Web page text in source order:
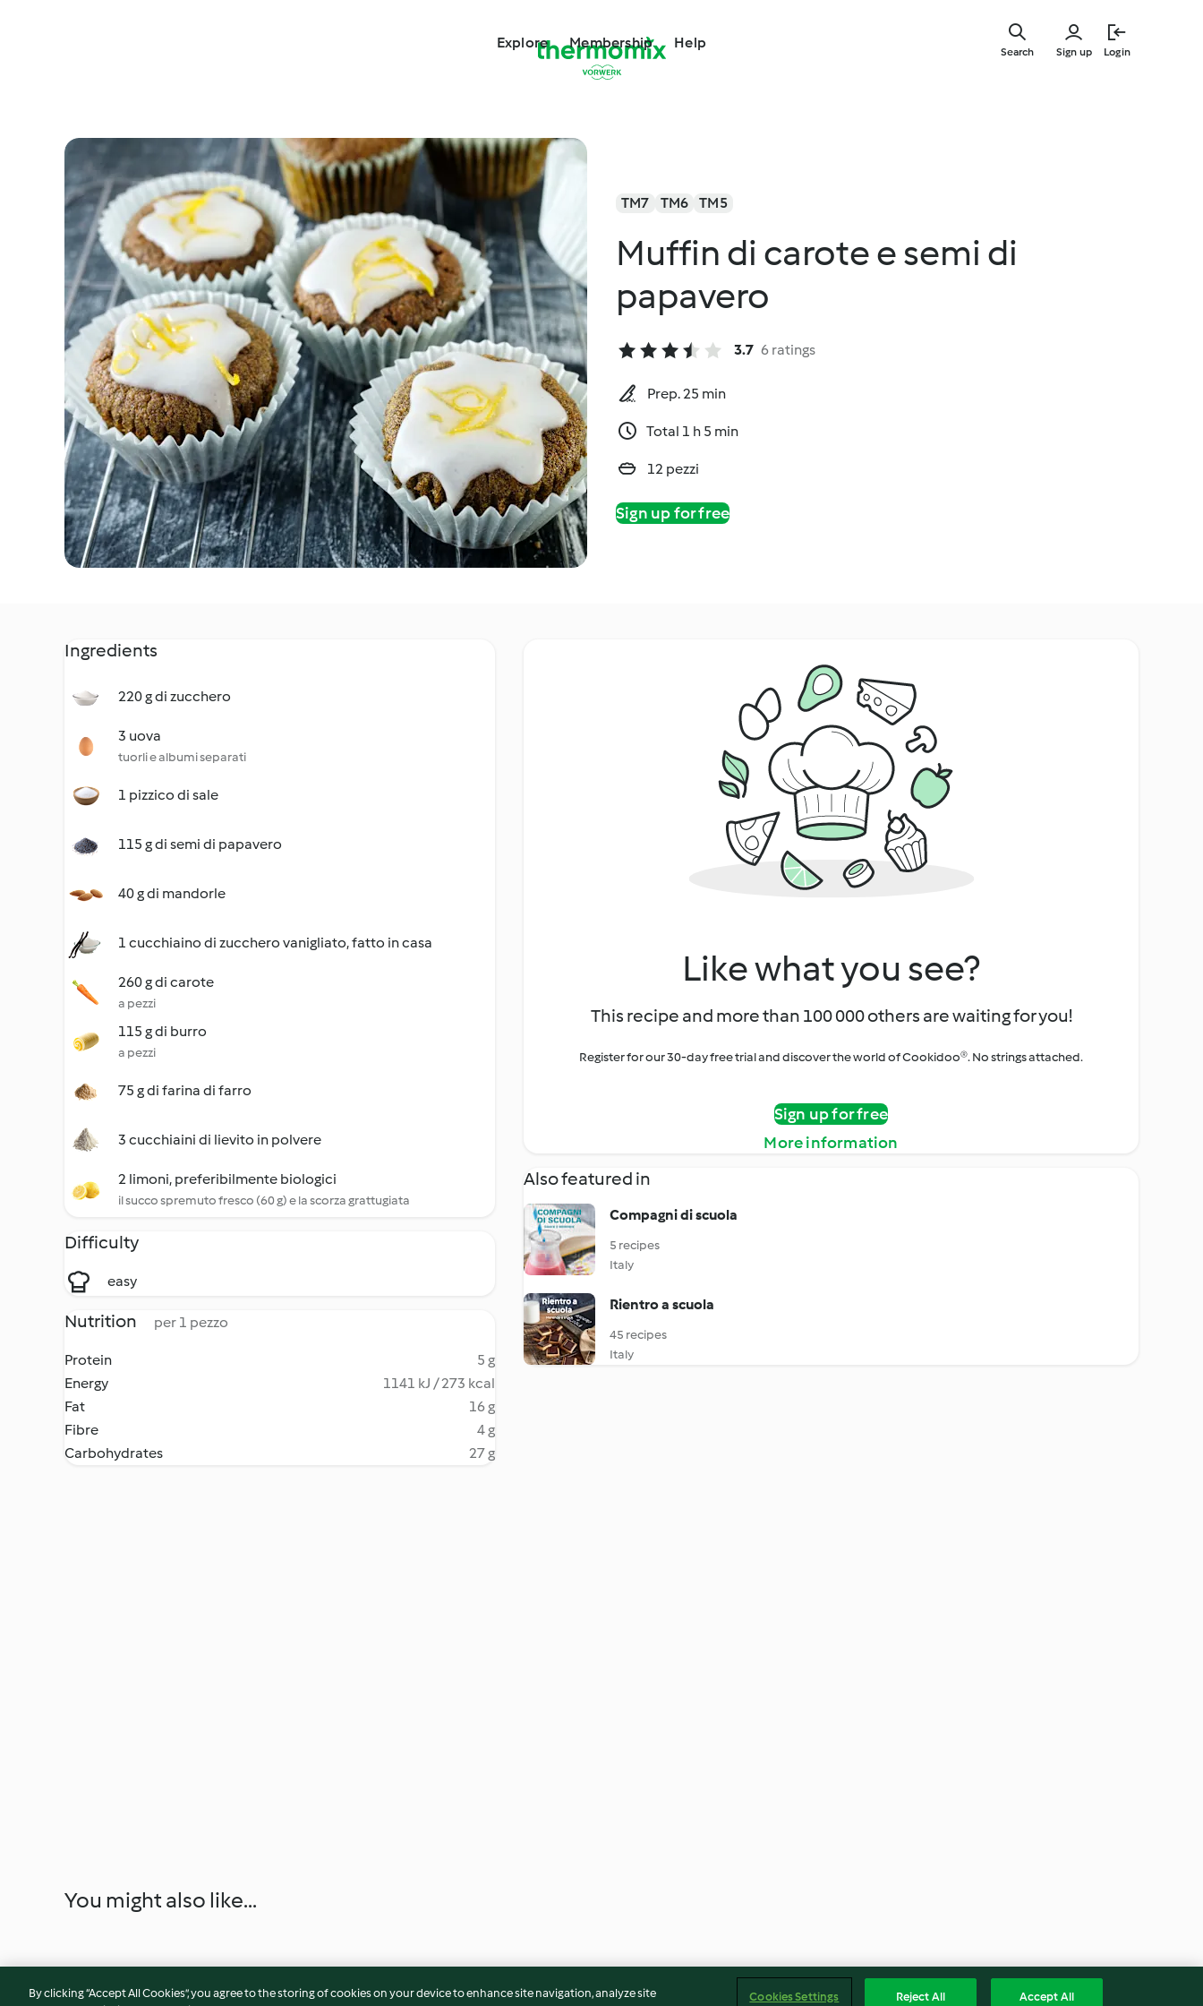
Explore Membership Help
Sign up Login
Search
TM7 TM6 TM5
Muffin di carote e semi di
papavero
3.7 6 ratings
Prep. 25 min
Total 1 h 5 min
12 pezzi
Sign up for free
Ingredients
220 g di zucchero
3 uova
tuorli e albumi separati
1 pizzico di sale
115 g di semi di papavero
40 g di mandorle
1 cucchiaino di zucchero vanigliato, fatto in casa
260 g di carote
a pezzi
115 g di burro
a pezzi
75 g di farina di farro
3 cucchiaini di lievito in polvere
2 limoni, preferibilmente biologici
il succo spremuto fresco (60 g) e la scorza grattugiata
Difficulty
easy
Nutrition per 1 pezzo
Protein
5 g
Energy
1141 kJ / 273 kcal
Fat
16 g
Fibre
4 g
Carbohydrates
27 g
Like what you see?
This recipe and more than 100 000 others are waiting for you!
Register for our 30-day free trial and discover the world of Cookidoo®. No strings attached.
Sign up for free
More information
Also featured in
Compagni di scuola
5 recipes
Italy
Rientro a scuola
45 recipes
Italy
You might also like...
By clicking “Accept All Cookies”, you agree to the storing of cookies on your device to enhance site navigation, analyze site
Cookies Settings Reject All Accept All